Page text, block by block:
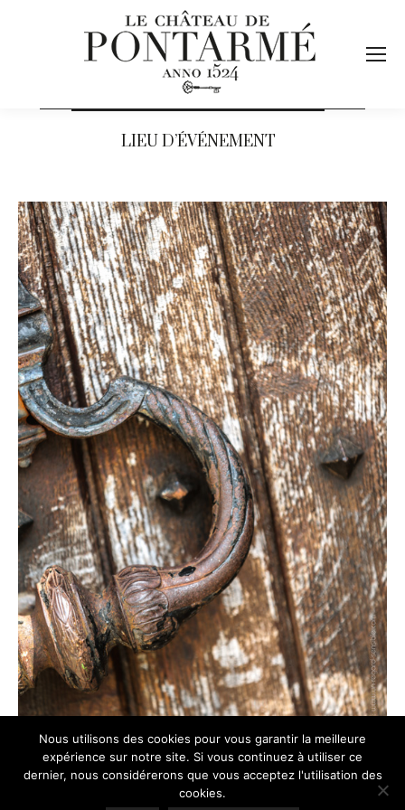
LIEU D’ÉVÉNEMENT
Nous utilisons des cookies pour vous garantir la meilleure
expérience sur notre site. Si vous continuez à utiliser ce
dernier, nous considérerons que vous acceptez l'utilisation des
cookies.